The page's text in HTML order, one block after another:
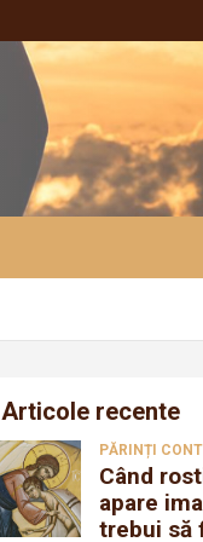
Articole recente
PĂRINȚI
Când
apare
trebui să